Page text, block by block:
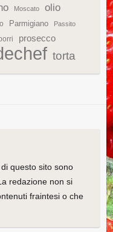
Moscato
olio
Parmigiano Passito
prosecco
torta
questo sito sono
redazione non si
fraintesi o che